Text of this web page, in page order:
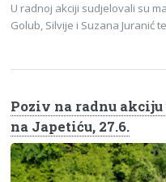
U radnoj akciji sudjelovali su
Golub, Silvije i Suzana Juranić
Poziv na radnu
na Japetiću, 27.6.